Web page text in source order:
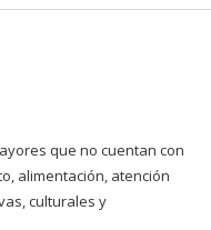
que no cuentan con
alimentación, atención
culturales y